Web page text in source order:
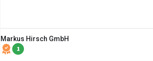
Markus Hirsch GmbH
1